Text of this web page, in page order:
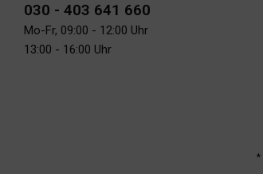
030 - 403 641 660
Mo-Fr, 09:00 - 12:00 Uhr
13:00 - 16:00 Uhr
*